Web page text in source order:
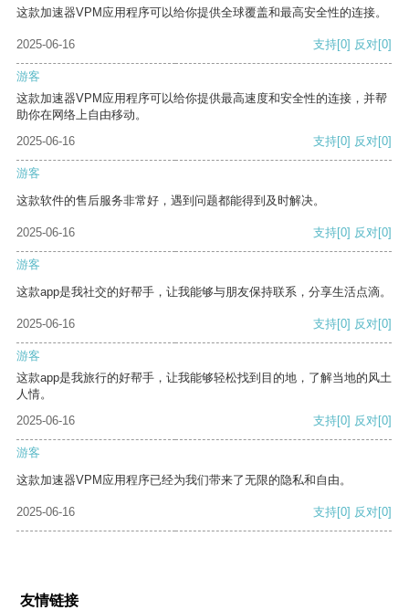
这款加速器VPM应用程序可以给你提供全球覆盖和最高安全性的连接。
2025-06-16 支持[0] 反对[0]
游客
这款加速器VPM应用程序可以给你提供最高速度和安全性的连接，并帮
助你在网络上自由移动。
2025-06-16
支持[0] 反对[0]
游客
这款软件的售后服务非常好，遇到问题都能得到及时解决。
2025-06-16 支持[0] 反对[0]
游客
这款app是我社交的好帮手，让我能够与朋友保持联系，分享生活点滴。
2025-06-16 支持[0] 反对[0]
游客
这款app是我旅行的好帮手，让我能够轻松找到目的地，了解当地的风土
人情。
2025-06-16
支持[0] 反对[0]
游客
这款加速器VPM应用程序已经为我们带来了无限的隐私和自由。
2025-06-16 支持[0] 反对[0]
友情链接